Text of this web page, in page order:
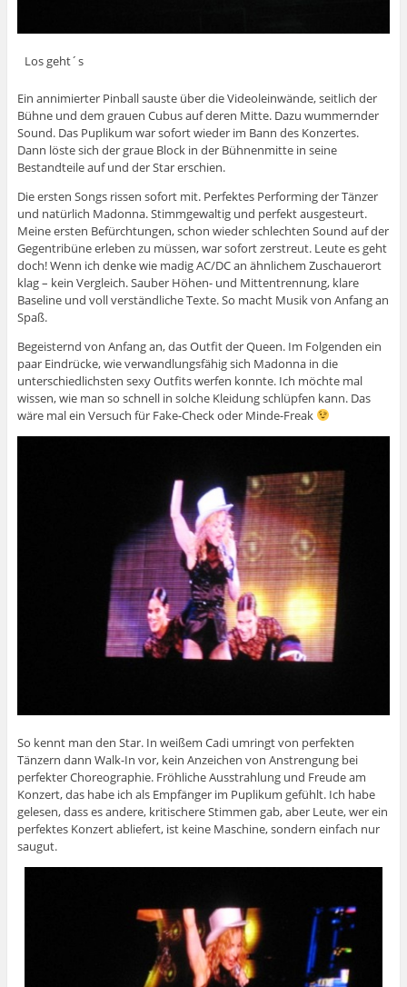
Los geht´s
Ein annimierter Pinball sauste über die Videoleinwände, seitlich der
Bühne und dem grauen Cubus auf deren Mitte. Dazu wummernder
Sound. Das Puplikum war sofort wieder im Bann des Konzertes.
Dann löste sich der graue Block in der Bühnenmitte in seine
Bestandteile auf und der Star erschien.
Die ersten Songs rissen sofort mit. Perfektes Performing der Tänzer
und natürlich Madonna. Stimmgewaltig und perfekt ausgesteurt.
Meine ersten Befürchtungen, schon wieder schlechten Sound auf der
Gegentribüne erleben zu müssen, war sofort zerstreut. Leute es geht
doch! Wenn ich denke wie madig AC/DC an ähnlichem Zuschauerort
klag – kein Vergleich. Sauber Höhen- und Mittentrennung, klare
Baseline und voll verständliche Texte. So macht Musik von Anfang an
Spaß.
Begeisternd von Anfang an, das Outfit der Queen. Im Folgenden ein
paar Eindrücke, wie verwandlungsfähig sich Madonna in die
unterschiedlichsten sexy Outfits werfen konnte. Ich möchte mal
wissen, wie man so schnell in solche Kleidung schlüpfen kann. Das
wäre mal ein Versuch für Fake-Check oder Minde-Freak
So kennt man den Star. In weißem Cadi umringt von perfekten
Tänzern dann Walk-In vor, kein Anzeichen von Anstrengung bei
perfekter Choreographie. Fröhliche Ausstrahlung und Freude am
Konzert, das habe ich als Empfänger im Puplikum gefühlt. Ich habe
gelesen, dass es andere, kritischere Stimmen gab, aber Leute, wer ein
perfektes Konzert abliefert, ist keine Maschine, sondern einfach nur
saugut.